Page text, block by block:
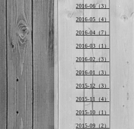
2016-06（3）
2016-05（4）
2016-04（7）
2016-03（1）
2016-02（3）
2016-01（3）
2015-12（3）
2015-11（4）
2015-10（1）
2015-09（2）